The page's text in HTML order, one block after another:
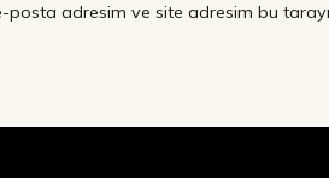
posta adresim ve site adresim bu